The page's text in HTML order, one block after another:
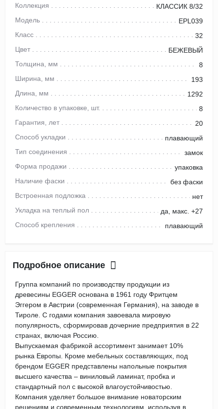
Коллекция
КЛАССИК 8/32
Модель
EPL039
Класс
32
Цвет
БЕЖЕВЫЙ
Толщина, мм
8
Ширина, мм
193
Длина, мм
1292
Количество в упаковке, шт.
8
Гарантия, лет
20
Способ укладки
плавающий
Тип соединения
замок
Форма продажи
упаковка
Наличие фаски
без фаски
Встроенная подложка
нет
Укладка на теплый пол
да, макс. +27
Способ крепления
плавающий
Подробное описание
Группа компаний по производству продукции из
древесины EGGER основана в 1961 году Фритцем
Эггером в Австрии (современная Германия), на заводе в
Тироле. С годами компания завоевала мировую
популярность, сформировав дочерние предприятия в 22
странах, включая Россию.
Выпускаемая фабрикой ассортимент занимает 10%
рынка Европы. Кроме мебельных составляющих, под
брендом EGGER представлены напольные покрытия
высшего качества – виниловый ламинат, пробка и
стандартный пол с высокой влагоустойчивостью.
Компания уделяет большое внимание новаторским
решениям и современным технологиям, используя в